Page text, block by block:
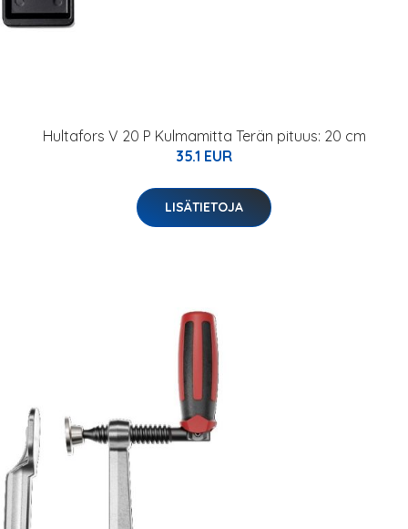
Hultafors V 20 P Kulmamitta Terän pituus: 20 cm
35.1 EUR
LISÄTIETOJA